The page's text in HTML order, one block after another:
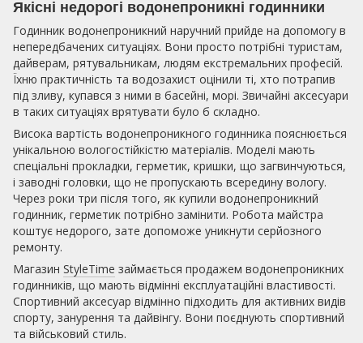
Якісні недорогі водонепроникні годинники
Годинник водонепроникний наручний прийде на допомогу в
непередбачених ситуаціях. Вони просто потрібні туристам,
дайверам, рятувальникам, людям екстремальних професій.
Їхню практичність та водозахист оцінили ті, хто потрапив
під зливу, купався з ними в басейні, морі. Звичайні аксесуари
в таких ситуаціях врятувати було б складно.
Висока вартість водонепроникного годинника пояснюється
унікальною вологостійкістю матеріалів. Моделі мають
спеціальні прокладки, герметик, кришки, що загвинчуються,
і заводні головки, що не пропускають всередину вологу.
Через роки три після того, як купили водонепроникний
годинник, герметик потрібно замінити. Робота майстра
коштує недорого, зате допоможе уникнути серйозного
ремонту.
Магазин StyleTime займається продажем водонепроникних
годинників, що мають відмінні експлуатаційні властивості.
Спортивний аксесуар відмінно підходить для активних видів
спорту, занурення та дайвінгу. Вони поєднують спортивний
та військовий стиль.